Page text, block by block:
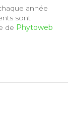
année
sont
de Phytoweb